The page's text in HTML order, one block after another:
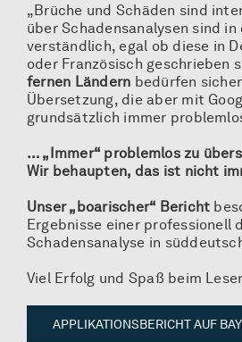
„Brüche und Schäden sind
über Schadensanalysen sind in
verständlich, egal ob diese in
oder Französisch geschrieben
fernen Ländern bedürfen
Übersetzung, die aber mit
grundsätzlich immer
… „Immer“ problemlos zu
Wir behaupten, das ist nicht
Unser „boarischer“ Bericht
Ergebnisse einer professionell
Schadensanalyse in
Viel Erfolg und Spaß beim
APPLIKATIONSBERICHT AUF